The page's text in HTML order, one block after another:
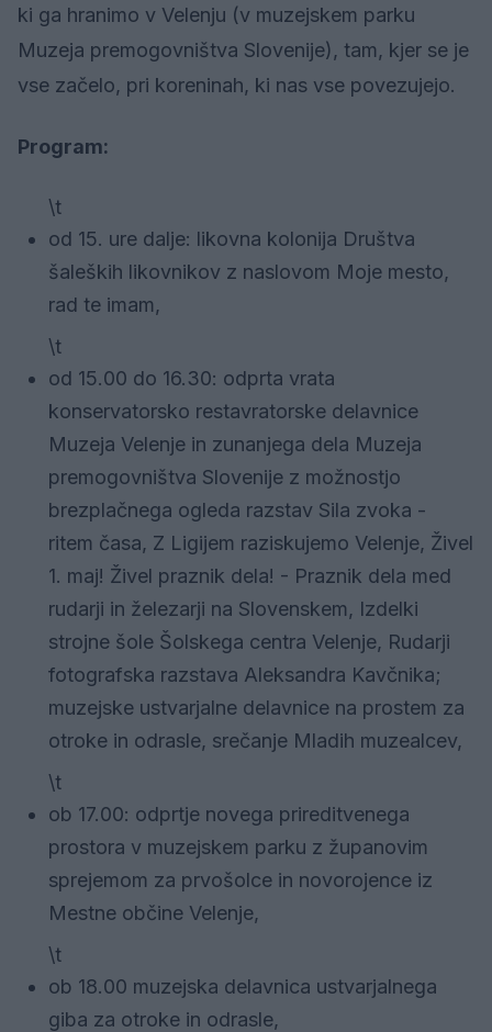
ki ga hranimo v Velenju (v muzejskem parku
Muzeja premogovništva Slovenije), tam, kjer se je
vse začelo, pri koreninah, ki nas vse povezujejo.
Program:
\t
od 15. ure dalje: likovna kolonija Društva
šaleških likovnikov z naslovom Moje mesto,
rad te imam,
\t
od 15.00 do 16.30: odprta vrata
konservatorsko restavratorske delavnice
Muzeja Velenje in zunanjega dela Muzeja
premogovništva Slovenije z možnostjo
brezplačnega ogleda razstav Sila zvoka -
ritem časa, Z Ligijem raziskujemo Velenje, Živel
1. maj! Živel praznik dela! - Praznik dela med
rudarji in železarji na Slovenskem, Izdelki
strojne šole Šolskega centra Velenje, Rudarji
fotografska razstava Aleksandra Kavčnika;
muzejske ustvarjalne delavnice na prostem za
otroke in odrasle, srečanje Mladih muzealcev,
\t
ob 17.00: odprtje novega prireditvenega
prostora v muzejskem parku z županovim
sprejemom za prvošolce in novorojence iz
Mestne občine Velenje,
\t
ob 18.00 muzejska delavnica ustvarjalnega
giba za otroke in odrasle,